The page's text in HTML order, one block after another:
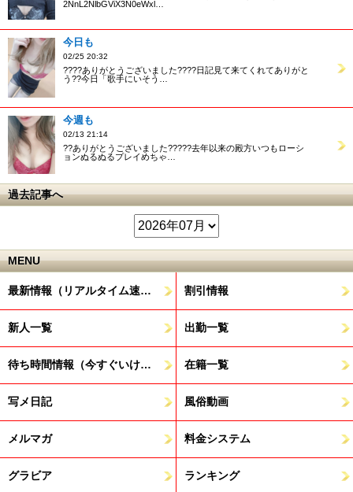
2NnL2NlbGViX3N0eWxl…
今日も
02/25 20:32
????ありがとうございました????日記見て来てくれてありがと
う??今日「歌手にいそう…
今週も
02/13 21:14
??ありがとうございました?????去年以来の殿方いつもローシ
ョンぬるぬるプレイめちゃ…
過去記事へ
MENU
最新情報（リアルタイム速報） 割引情報
新人一覧 出勤一覧
待ち時間情報（今すぐいける娘） 在籍一覧
写メ日記 風俗動画
メルマガ 料金システム
グラビア ランキング